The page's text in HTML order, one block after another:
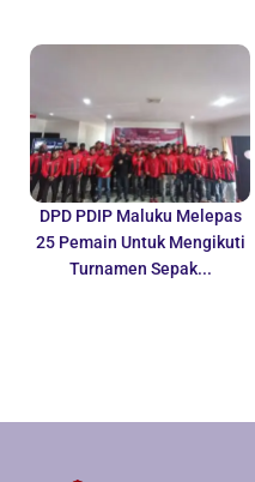
DPD PDIP Maluku Melepas
25 Pemain Untuk Mengikuti
Turnamen Sepak...